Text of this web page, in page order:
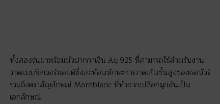
ทั้งสองรุ่นมาพร้อมหัวปากกาเงิน Ag 925 ที่สามารถใช้สำหรับงาน
วาดแบบซิลเวอร์พอยต์ซึ่งสะท้อนทักษะการวาดเส้นขั้นสูงของเรอนัวร์
รวมถึงตราสัญลักษณ์ Montblanc ที่ทำจากเปลือกมุกอันเป็น
เอกลักษณ์